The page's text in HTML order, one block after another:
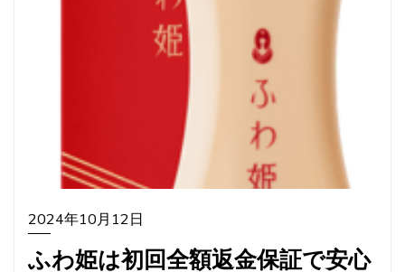
2024年10月12日
ふわ姫は初回全額返金保証で安心